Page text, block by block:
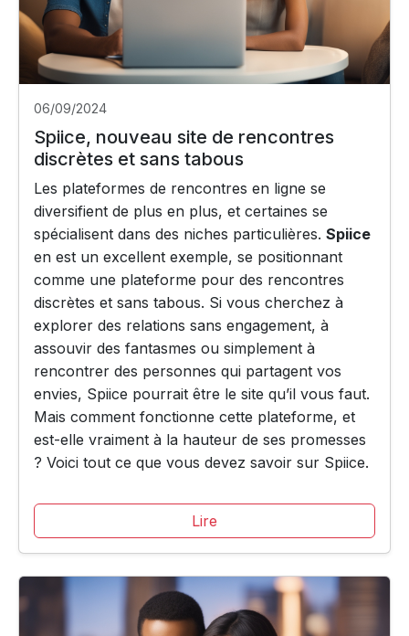
06/09/2024
Spiice, nouveau site de rencontres
discrètes et sans tabous
Les plateformes de rencontres en ligne se
diversifient de plus en plus, et certaines se
spécialisent dans des niches particulières. Spiice
en est un excellent exemple, se positionnant
comme une plateforme pour des rencontres
discrètes et sans tabous. Si vous cherchez à
explorer des relations sans engagement, à
assouvir des fantasmes ou simplement à
rencontrer des personnes qui partagent vos
envies, Spiice pourrait être le site qu’il vous faut.
Mais comment fonctionne cette plateforme, et
est-elle vraiment à la hauteur de ses promesses
? Voici tout ce que vous devez savoir sur Spiice.
Lire